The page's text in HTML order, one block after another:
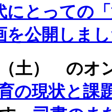
にとっての
を公開しま
（土） の
の現状と課